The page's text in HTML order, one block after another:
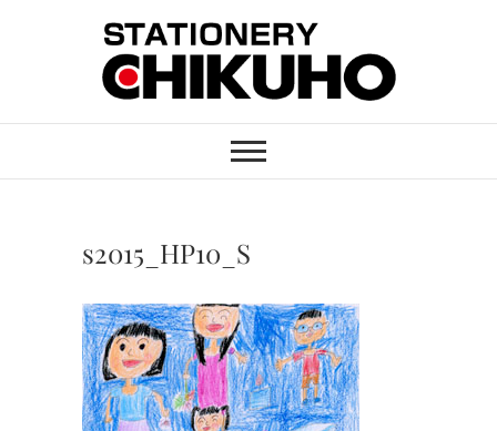
STATIONERY
CHIKUHO
s2015_HP10_S